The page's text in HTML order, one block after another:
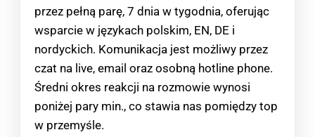
przez pełną parę, 7 dnia w tygodnia, oferując
wsparcie w językach polskim, EN, DE i
nordyckich. Komunikacja jest możliwy przez
czat na live, email oraz osobną hotline phone.
Średni okres reakcji na rozmowie wynosi
poniżej pary min., co stawia nas pomiędzy top
w przemyśle.